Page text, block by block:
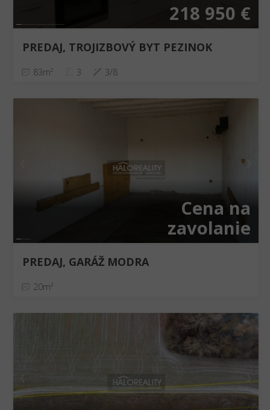
218 950 €
PREDAJ, TROJIZBOVÝ BYT PEZINOK
83m² 3 3/8
Cena na
zavolanie
PREDAJ, GARÁŽ MODRA
20m²